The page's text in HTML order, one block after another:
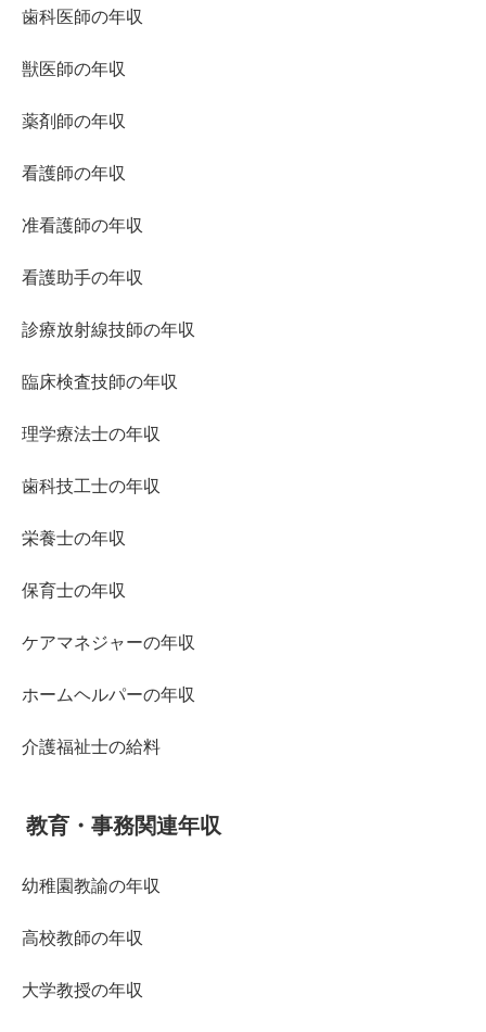
歯科医師の年収
獣医師の年収
薬剤師の年収
看護師の年収
准看護師の年収
看護助手の年収
診療放射線技師の年収
臨床検査技師の年収
理学療法士の年収
歯科技工士の年収
栄養士の年収
保育士の年収
ケアマネジャーの年収
ホームヘルパーの年収
介護福祉士の給料
教育・事務関連年収
幼稚園教諭の年収
高校教師の年収
大学教授の年収